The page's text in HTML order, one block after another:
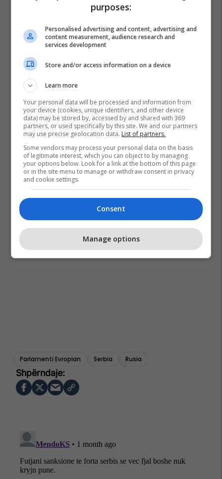
Parlamenti Evropian Serbia Rusia
purposes:
Personalised advertising and content, advertising and
content measurement, audience research and
services development
Store and/or access information on a device
Learn more
Your personal data will be processed and information from
your device (cookies, unique identifiers, and other device
data) may be stored by, accessed by and shared with 369
partners, or used specifically by this site. We and our partners
may use precise geolocation data. List of partners.
Some vendors may process your personal data on the basis
of legitimate interest, which you can object to by managing
your options below. Look for a link at the bottom of this page
or in the site menu to manage or withdraw consent in privacy
and cookie settings.
Consent
Manage options